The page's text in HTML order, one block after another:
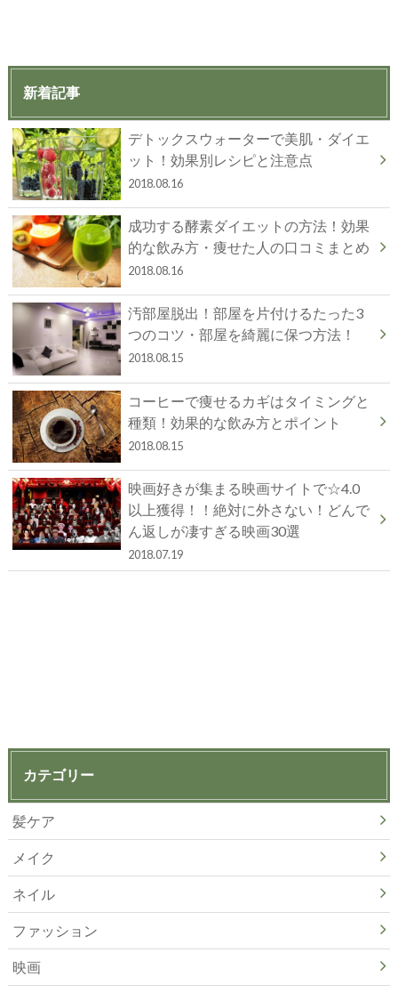
新着記事
デトックスウォーターで美肌・ダイエ
ット！効果別レシピと注意点
2018.08.16
成功する酵素ダイエットの方法！効果
的な飲み方・痩せた人の口コミまとめ
2018.08.16
汚部屋脱出！部屋を片付けるたった3
つのコツ・部屋を綺麗に保つ方法！
2018.08.15
コーヒーで痩せるカギはタイミングと
種類！効果的な飲み方とポイント
2018.08.15
映画好きが集まる映画サイトで☆4.0
以上獲得！！絶対に外さない！どんで
ん返しが凄すぎる映画30選
2018.07.19
カテゴリー
髪ケア
メイク
ネイル
ファッション
映画